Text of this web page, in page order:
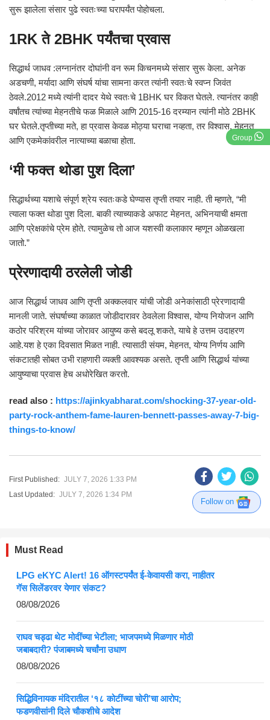
Group
सुरू झालेला संसार पुढे स्वतःच्या घरापर्यंत पोहोचला.
1RK ते 2BHK पर्यंतचा प्रवास
सिद्धार्थ जाधव :लग्नानंतर दोघांनी वन रूम किचनमध्ये संसार सुरू केला. अनेक
अडचणी, मर्यादा आणि संघर्ष यांचा सामना करत त्यांनी स्वतःचे स्वप्न जिवंत
ठेवले.2012 मध्ये त्यांनी दादर येथे स्वतःचे 1BHK घर विकत घेतले. त्यानंतर काही
वर्षांतच त्यांच्या मेहनतीचे फळ मिळाले आणि 2015-16 दरम्यान त्यांनी मोठे 2BHK
घर घेतले.तृप्तीच्या मते, हा प्रवास केवळ मोठ्या घराचा नव्हता, तर विश्वास, मेहनत
आणि एकमेकांवरील नात्याच्या बळाचा होता.
‘मी फक्त थोडा पुश दिला’
सिद्धार्थच्या यशाचे संपूर्ण श्रेय स्वतःकडे घेण्यास तृप्ती तयार नाही. ती म्हणते, “मी
त्याला फक्त थोडा पुश दिला. बाकी त्याच्याकडे अफाट मेहनत, अभिनयाची क्षमता
आणि प्रेक्षकांचे प्रेम होते. त्यामुळेच तो आज यशस्वी कलाकार म्हणून ओळखला
जातो.”
प्रेरणादायी ठरलेली जोडी
आज सिद्धार्थ जाधव आणि तृप्ती अक्कलवार यांची जोडी अनेकांसाठी प्रेरणादायी
मानली जाते. संघर्षाच्या काळात जोडीदारावर ठेवलेला विश्वास, योग्य नियोजन आणि
कठोर परिश्रम यांच्या जोरावर आयुष्य कसे बदलू शकते, याचे हे उत्तम उदाहरण
आहे.यश हे एका दिवसात मिळत नाही. त्यासाठी संयम, मेहनत, योग्य निर्णय आणि
संकटातही सोबत उभी राहणारी व्यक्ती आवश्यक असते. तृप्ती आणि सिद्धार्थ यांच्या
आयुष्याचा प्रवास हेच अधोरेखित करतो.
read also : https://ajinkyabharat.com/shocking-37-year-old-
party-rock-anthem-fame-lauren-bennett-passes-away-7-big-
things-to-know/
First Published: JULY 7, 2026 1:33 PM
Last Updated: JULY 7, 2026 1:34 PM
Follow on
Must Read
LPG eKYC Alert! 16 ऑगस्टपर्यंत ई-केवायसी करा, नाहीतर
गॅस सिलेंडरवर येणार संकट?
08/08/2026
राघव चड्ढा थेट मोदींच्या भेटीला; भाजपमध्ये मिळणार मोठी
जबाबदारी? पंजाबमध्ये चर्चांना उधाण
08/08/2026
सिद्धिविनायक मंदिरातील ‘१८ कोटींच्या चोरी’चा आरोप;
फडणवीसांनी दिले चौकशीचे आदेश